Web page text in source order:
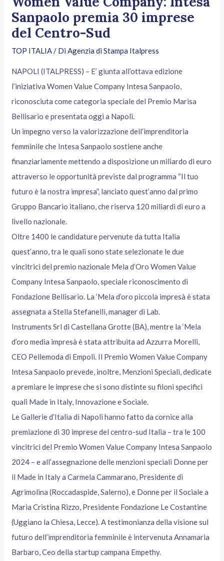
Sanpaolo premia 30 imprese
del Centro-Sud
TOP ITALIA/ DiAgenzia di Stampa Italpress
NAPOLI (ITALPRESS) – E’ giunta all’ottava edizione
l’iniziativa Women Value Company Intesa Sanpaolo,
riconosciuta come categoria speciale del Premio Marisa
Bellisario e presentata oggi a Napoli.
Un impegno verso la valorizzazione dell’imprenditoria
femminile che Intesa Sanpaolo sostiene anche
finanziariamente mettendo a disposizione un miliardo di euro
attraverso le opportunità previste dal programma “Il tuo
futuro è la nostra impresa”, lanciato quest’anno dal primo
Gruppo Bancario italiano, che riserva 120 miliardi di euro a
livello nazionale.
Oltre 1400 le candidature pervenute da tutta Italia
quest’anno, tra le quali sono state selezionate le due
vincitrici del premio nazionale Mela d’Oro Women Value
Company Intesa Sanpaolo, speciale riconoscimento di
Fondazione Bellisario. La ‘Mela d’oro piccola impresà è stata
assegnata a Stella Stefanelli, manager di Lab.
Instruments Srl di Castellana Grotte (BA), mentre la ‘Mela
d’oro media impresà è stata attribuita ad Azzurra Morelli,
CEO Pellemoda di Empoli. Il Premio Women Value Company
Intesa Sanpaolo prevede, inoltre, Menzioni Speciali, dedicate
a premiare le imprese che si sono distinte su filoni specifici
quali Made in Italy, Innovazione e Sociale.
Le Gallerie d’Italia di Napoli hanno fatto da cornice alla
premiazione di 30 imprese del centro-sud Italia – tra le 100
vincitrici del Premio Women Value Company Intesa Sanpaolo
2024 – e all’assegnazione delle menzioni speciali Donne per
il Made in Italy a Carmela Cammarano, Presidente di
Agrimolina (Roccadaspide, Salerno), e Donne per il Sociale a
Maria Cristina Rizzo, Presidente Fondazione Le Costantine
(Uggiano la Chiesa, Lecce). A testimonianza della visione sul
futuro dell’imprenditoria femminile è intervenuta Annamaria
Barbaro, Ceo della startup campana Empethy.